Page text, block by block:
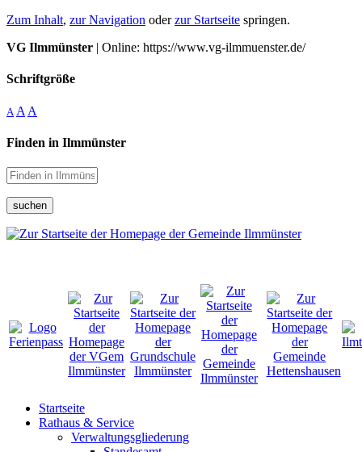
Zum Inhalt, zur Navigation oderzur Startseite springen.
VG Ilmmünster | Online: https://www.vg-ilmmuenster.de/
Schriftgröße
A A A
Finden in Ilmmünster
suchen
Startseite
Rathaus & Service
Verwaltungsgliederung